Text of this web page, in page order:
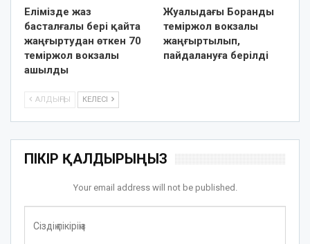
Елімізде жаз
басталғалы бері қайта
жаңғыртудан өткен 70
теміржол вокзалы
ашылды
Жуалыдағы Боранды
теміржол вокзалы
жаңғыртылып,
пайдалануға берілді
АЛДЫҢҒЫ КЕЛЕСІ
ПІКІР ҚАЛДЫРЫҢЫЗ
Your email address will not be published.